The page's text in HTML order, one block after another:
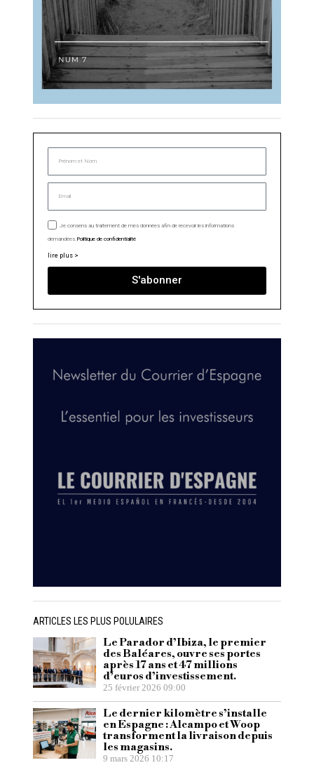
Je consens au traitement de mes données afin de recevoir les informations
demandées. Politique de confidentialité
lire plus >
S'abonner
ARTICLES LES PLUS POLULAIRES
Le Parador d’Ibiza, le premier
des Baléares, ouvre ses portes
après 17 ans et 47 millions
d’euros d’investissement.
25 février 2026 09:00
Le dernier kilomètre s’installe
en Espagne : Alcampo et Woop
transforment la livraison depuis
les magasins.
9 mars 2026 10:17